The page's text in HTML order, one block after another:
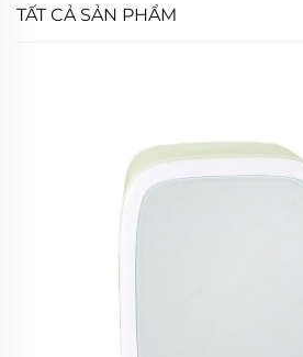
TẤT CẢ SẢN PHẨM